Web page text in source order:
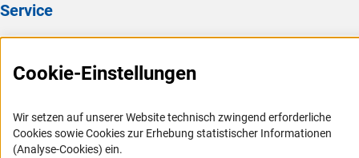
Service
FAQ
Logo und Corporate Design
RSS-Feeds
Cookie-Einstellungen
Wir setzen auf unserer Website technisch zwingend erforderliche
Cookies sowie Cookies zur Erhebung statistischer Informationen
(Analyse-Cookies) ein.